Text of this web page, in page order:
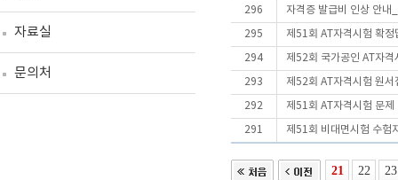
자료실
문의처
296 자격증 발급비 인상 안
295 제51회 AT자격시험 확정
294 제52회 국가공인 AT자격
293 제52회 AT자격시험 원서
292 제51회 AT자격시험 문
291 제51회 비대면시험 수험
21 22 23